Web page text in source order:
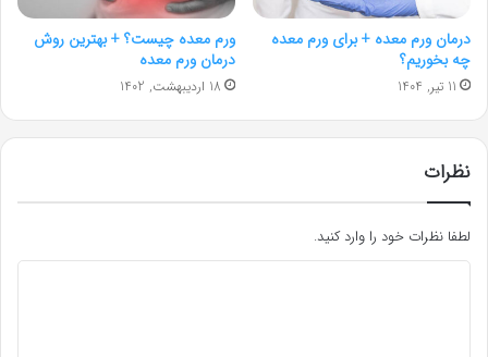
درمان ورم معده + برای ورم معده
چه بخوریم؟
11 تیر, 1404
ورم معده چیست؟ + بهترین روش
درمان ورم معده
18 اردیبهشت, 1402
نظرات
لطفا نظرات خود را وارد کنید.